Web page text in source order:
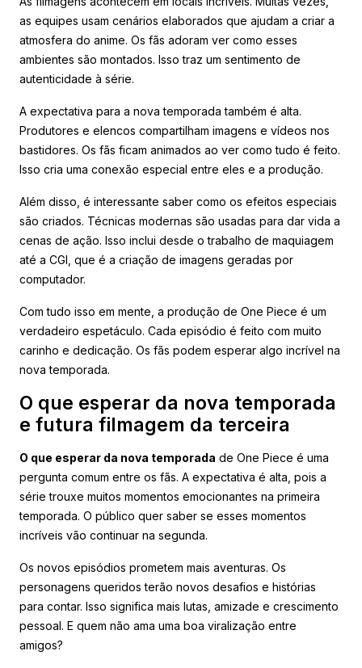
as equipes usam cenários elaborados que ajudam a criar a
atmosfera do anime. Os fãs adoram ver como esses
ambientes são montados. Isso traz um sentimento de
autenticidade à série.
A expectativa para a nova temporada também é alta.
Produtores e elencos compartilham imagens e vídeos nos
bastidores. Os fãs ficam animados ao ver como tudo é feito.
Isso cria uma conexão especial entre eles e a produção.
Além disso, é interessante saber como os efeitos especiais
são criados. Técnicas modernas são usadas para dar vida a
cenas de ação. Isso inclui desde o trabalho de maquiagem
até a CGI, que é a criação de imagens geradas por
computador.
Com tudo isso em mente, a produção de One Piece é um
verdadeiro espetáculo. Cada episódio é feito com muito
carinho e dedicação. Os fãs podem esperar algo incrível na
nova temporada.
O que esperar da nova temporada
e futura filmagem da terceira
O que esperar da nova temporada de One Piece é uma
pergunta comum entre os fãs. A expectativa é alta, pois a
série trouxe muitos momentos emocionantes na primeira
temporada. O público quer saber se esses momentos
incríveis vão continuar na segunda.
Os novos episódios prometem mais aventuras. Os
personagens queridos terão novos desafios e histórias
para contar. Isso significa mais lutas, amizade e crescimento
pessoal. E quem não ama uma boa viralização entre
amigos?